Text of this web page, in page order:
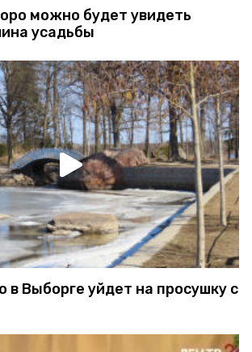
можно будет увидеть
усадьбы
в Выборге уйдет на просушку с